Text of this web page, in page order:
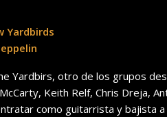
Yardbirds
Yardbirs, otro de los grupos
Keith Relf, Chris Dreja,
como guitarrista y bajista a